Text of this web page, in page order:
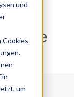
und
Cookies
um
ihre
nur für